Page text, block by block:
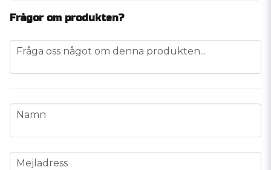
Frågor om produkten?
question
Fråga oss något om denna produkten...
name
Namn
email
Mejladress